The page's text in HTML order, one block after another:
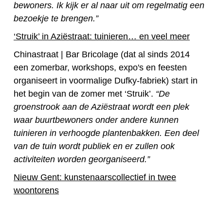
bewoners. Ik kijk er al naar uit om regelmatig een
bezoekje te brengen.”
‘Struik’ in Aziëstraat: tuinieren… en veel meer
Chinastraat | Bar Bricolage (dat al sinds 2014
een zomerbar, workshops, expo's en feesten
organiseert in voormalige Dufky-fabriek) start in
het begin van de zomer met ‘Struik’. “De
groenstrook aan de Aziëstraat wordt een plek
waar buurtbewoners onder andere kunnen
tuinieren in verhoogde plantenbakken. Een deel
van de tuin wordt publiek en er zullen ook
activiteiten worden georganiseerd.”
Nieuw Gent: kunstenaarscollectief in twee
woontorens